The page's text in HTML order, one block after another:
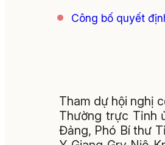
Công bố quyết
Tham dự hội nghị
Thường trực Tỉnh
Đảng, Phó Bí thư